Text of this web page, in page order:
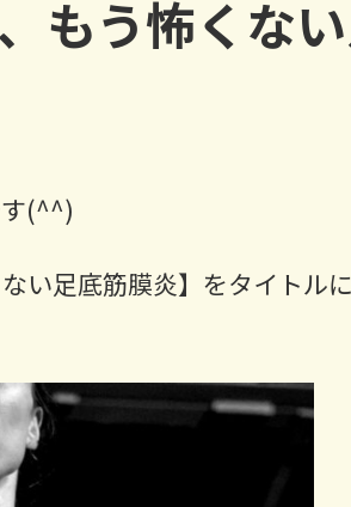
もう怖くな
(^^)
い足底筋膜炎】をタイトル